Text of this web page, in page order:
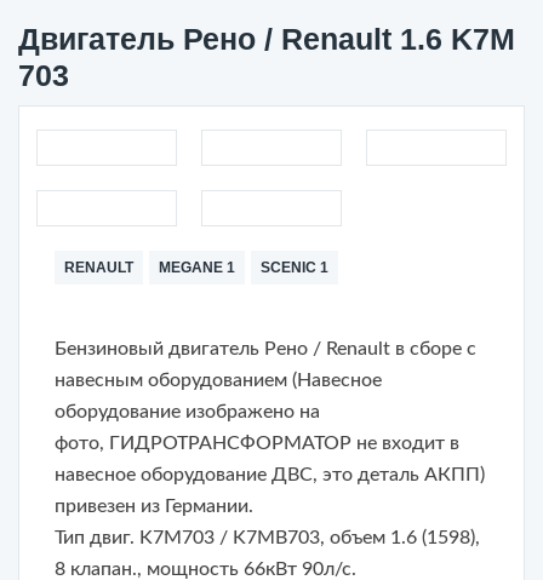
Двигатель Рено / Renault 1.6 K7M
703
RENAULT MEGANE 1 SCENIC 1
Бензиновый двигатель Рено / Renault в сборе с
навесным оборудованием (Навесное
оборудование изображено на
фото, ГИДРОТРАНСФОРМАТОР не входит в
навесное оборудование ДВС, это деталь АКПП )
привезен из Германии.
Тип двиг. K7M703 / K7MB703, объем 1.6 (1598),
8 клапан., мощность 66кВт 90л/с.